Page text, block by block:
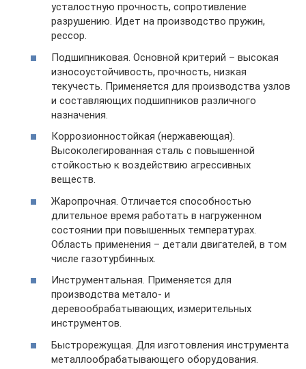
усталостную прочность, сопротивление
разрушению. Идет на производство пружин,
рессор.
Подшипниковая. Основной критерий – высокая
износоустойчивость, прочность, низкая
текучесть. Применяется для производства узлов
и составляющих подшипников различного
назначения.
Коррозионностойкая (нержавеющая).
Высоколегированная сталь с повышенной
стойкостью к воздействию агрессивных
веществ.
Жаропрочная. Отличается способностью
длительное время работать в нагруженном
состоянии при повышенных температурах.
Область применения – детали двигателей, в том
числе газотурбинных.
Инструментальная. Применяется для
производства метало- и
деревообрабатывающих, измерительных
инструментов.
Быстрорежущая. Для изготовления инструмента
металлообрабатывающего оборудования.